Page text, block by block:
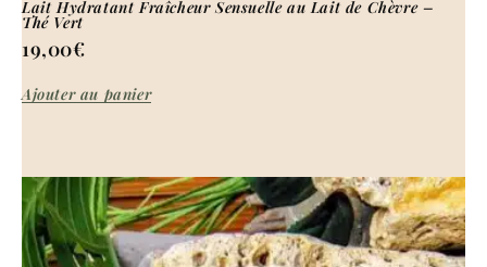
Lait Hydratant Fraîcheur Sensuelle au Lait de Chèvre –
Thé Vert
19,00€
Ajouter au panier